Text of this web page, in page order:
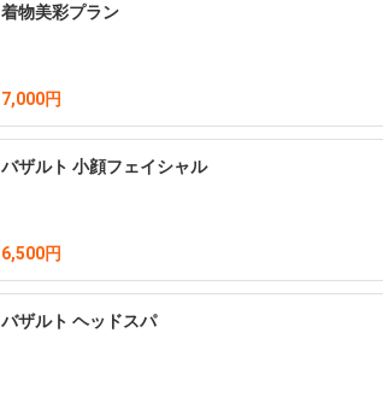
着物美彩プラン
7,000円
バザルト 小顔フェイシャル
6,500円
バザルト ヘッドスパ